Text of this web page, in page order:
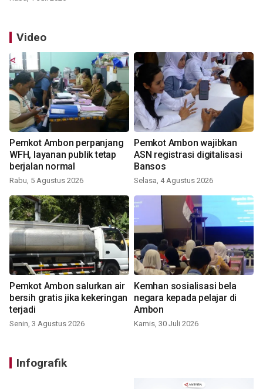
Video
Pemkot Ambon perpanjang
WFH, layanan publik tetap
berjalan normal
Rabu, 5 Agustus 2026
Pemkot Ambon wajibkan
ASN registrasi digitalisasi
Bansos
Selasa, 4 Agustus 2026
Pemkot Ambon salurkan air
bersih gratis jika kekeringan
terjadi
Senin, 3 Agustus 2026
Kemhan sosialisasi bela
negara kepada pelajar di
Ambon
Kamis, 30 Juli 2026
Infografik